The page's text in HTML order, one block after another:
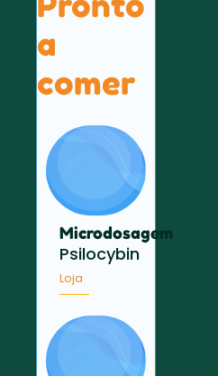
a
comer
Microdosagem
Psilocybin
Loja